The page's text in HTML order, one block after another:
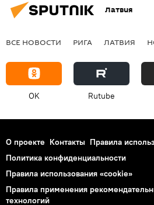
Латвия
ВСЕ НОВОСТИ РИГА ЛАТВИЯ
OK Rutube
О проекте Контакты Правила
Политика конфиденциальности
Правила использования «cookie»
Правила применения
технологий